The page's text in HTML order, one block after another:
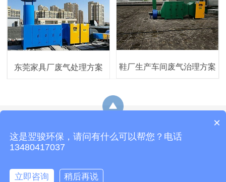
东莞家具厂废气处理方案 鞋厂生产车间废气治理方案
热线：19878229349
E-Mail：yijunhuanbao8@163.com
×
这是翌骏环保，请问有什么可以帮您？电话
13480417037
立即咨询 稍后再说